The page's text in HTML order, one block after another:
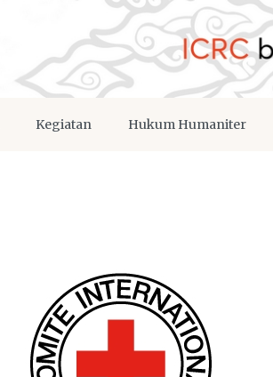
Kegiatan Hukum Humaniter